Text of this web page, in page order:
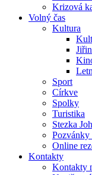
Krizová
Volný čas
Kultura
Sport
Církve
Spolky
Turistika
Stezka
Pozvánky
Online
Kontakty
Kontakty